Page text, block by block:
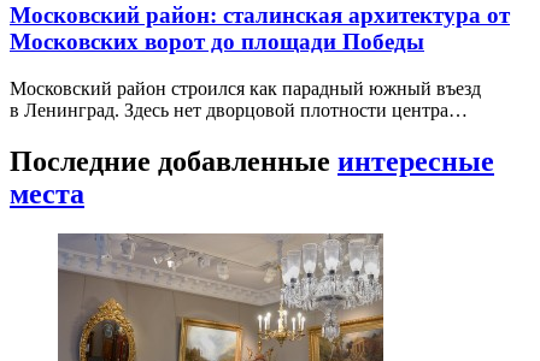
Московский район: сталинская архитектура от
Московских ворот до площади Победы
Московский район строился как парадный южный въезд
в Ленинград. Здесь нет дворцовой плотности центра…
Последние добавленные интересные
места